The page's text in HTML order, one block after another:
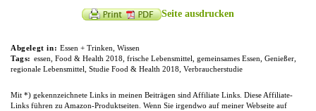
Seite ausdrucken
Abgelegt in: Essen + Trinken Wissen
Tags: essen Food & Health 2018 frische Lebensmittel gemeinsames Essen Genießer,
regionale Lebensmittel Studie Food & Health 2018 Verbraucherstudie
Mit *) gekennzeichnete Links in meinen Beiträgen sind Affiliate Links. Diese Affiliate-
Links führen zu Amazon-Produktseiten. Wenn Sie irgendwo auf meiner Webseite auf